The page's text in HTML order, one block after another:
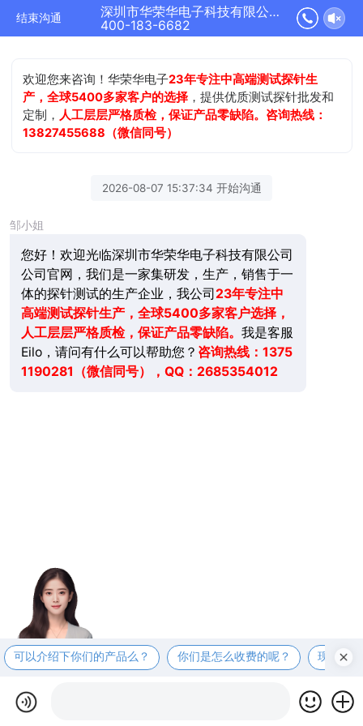
结束沟通
深圳市华荣华电子科技有限公司正在为您服务
400-183-6682
欢迎您来咨询！华荣华电子23年专注中高端测试探针生
产，全球5400多家客户的选择 ，提供优质测试探针批发和
定制， 人工层层严格质检，保证产品零缺陷。咨询热线：
13827455688（微信同号）
2026-08-07 15:37:34 开始沟通
邹小姐
您好！欢迎光临深圳市华荣华电子科技有限公司
公司官网，我们是一家集研发，生产，销售于一
体的探针测试的生产企业，我公司23年专注中
高端测试探针生产，全球5400多家客户选择，
人工层层严格质检，保证产品零缺陷。 我是客服
Eilo，请问有什么可以帮助您？ 咨询热线：1375
1190281（微信同号），QQ：2685354012
可以介绍下你们的产品么？ 你们是怎么收费的呢？ 现在有